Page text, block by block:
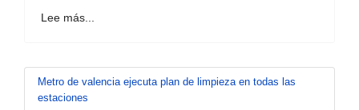
Lee más...
Metro de valencia ejecuta plan de limpieza en todas las
estaciones